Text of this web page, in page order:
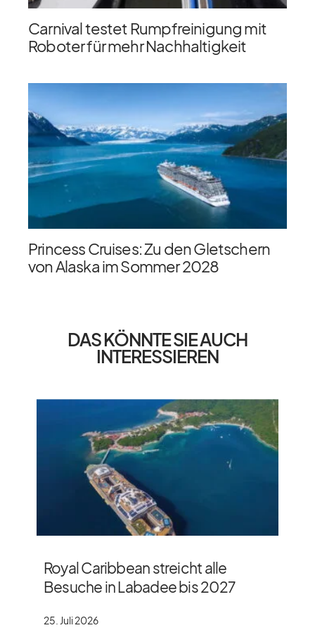
Carnival testet Rumpfreinigung mit
Roboter für mehr Nachhaltigkeit
Princess Cruises: Zu den Gletschern
von Alaska im Sommer 2028
DAS KÖNNTE SIE AUCH
INTERESSIEREN
Royal Caribbean streicht alle
Besuche in Labadee bis 2027
25. Juli 2026